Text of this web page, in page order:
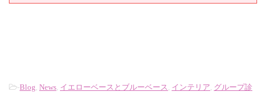
-Blog, News, イエローベースとブルーベース , インテリア, グループ診